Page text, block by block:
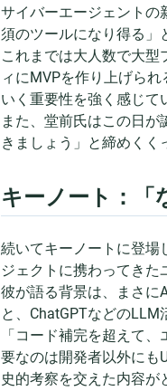
サイバーエージェントの
須のツールになり得る」
これまでは大人数で大
ィにMVPを作り上げら
いく重要性を強く感じて
また、堂前氏はこの日
きましょう」と締めくく
キーノート：「
続いてキーノートに登場
ジェクトに携わってきた
彼が語る背景は、まさに
と、ChatGPTなどのLLM
「コード補完を超えて
要なのは開発者以外にも
史的考察を交えた内容が